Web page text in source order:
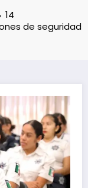
14
de seguridad